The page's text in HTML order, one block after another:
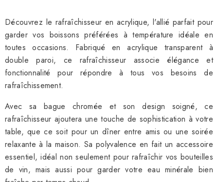
Découvrez le rafraîchisseur en acrylique, l'allié parfait pour
garder vos boissons préférées à température idéale en
toutes occasions. Fabriqué en acrylique transparent à
double paroi, ce rafraîchisseur associe élégance et
fonctionnalité pour répondre à tous vos besoins de
rafraîchissement.
Avec sa bague chromée et son design soigné, ce
rafraîchisseur ajoutera une touche de sophistication à votre
table, que ce soit pour un dîner entre amis ou une soirée
relaxante à la maison. Sa polyvalence en fait un accessoire
essentiel, idéal non seulement pour rafraîchir vos bouteilles
de vin, mais aussi pour garder votre eau minérale bien